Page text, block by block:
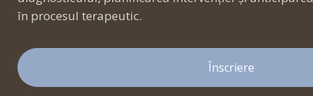
în procesul terapeutic.
Înscriere